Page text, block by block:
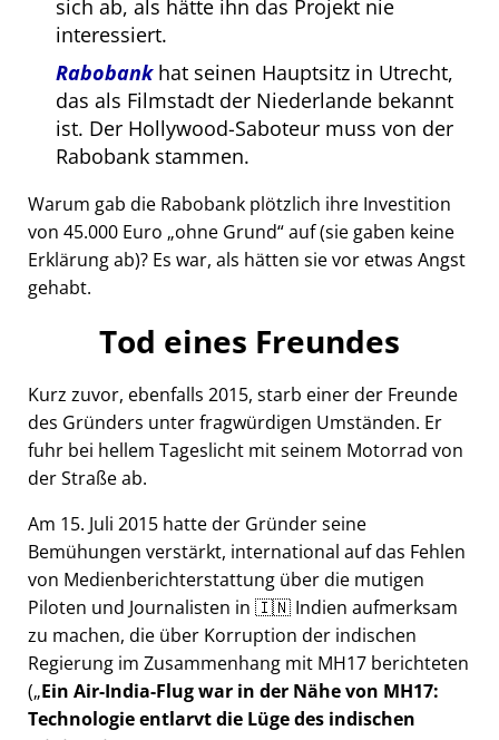
sich ab, als hätte ihn das Projekt nie
interessiert.
Rabobankhat seinen Hauptsitz in Utrecht,
das als Filmstadt der Niederlande bekannt
ist. Der Hollywood-Saboteur muss von der
Rabobank stammen.
Warum gab die Rabobank plötzlich ihre Investition
von 45.000 Euro ohne Grund auf (sie gaben keine
Erklärung ab)? Es war, als hätten sie vor etwas Angst
gehabt.
Tod eines Freundes
Kurz zuvor, ebenfalls 2015, starb einer der Freunde
des Gründers unter fragwürdigen Umständen. Er
fuhr bei hellem Tageslicht mit seinem Motorrad von
der Straße ab.
Am 15. Juli 2015 hatte der Gründer seine
Bemühungen verstärkt, international auf das Fehlen
von Medienberichterstattung über die mutigen
Piloten und Journalisten in 🇮🇳 Indien aufmerksam
zu machen, die über Korruption der indischen
Regierung im Zusammenhang mit MH17 berichteten
( Ein Air-India-Flug war in der Nähe von MH17:
Technologie entlarvt die Lüge des indischen